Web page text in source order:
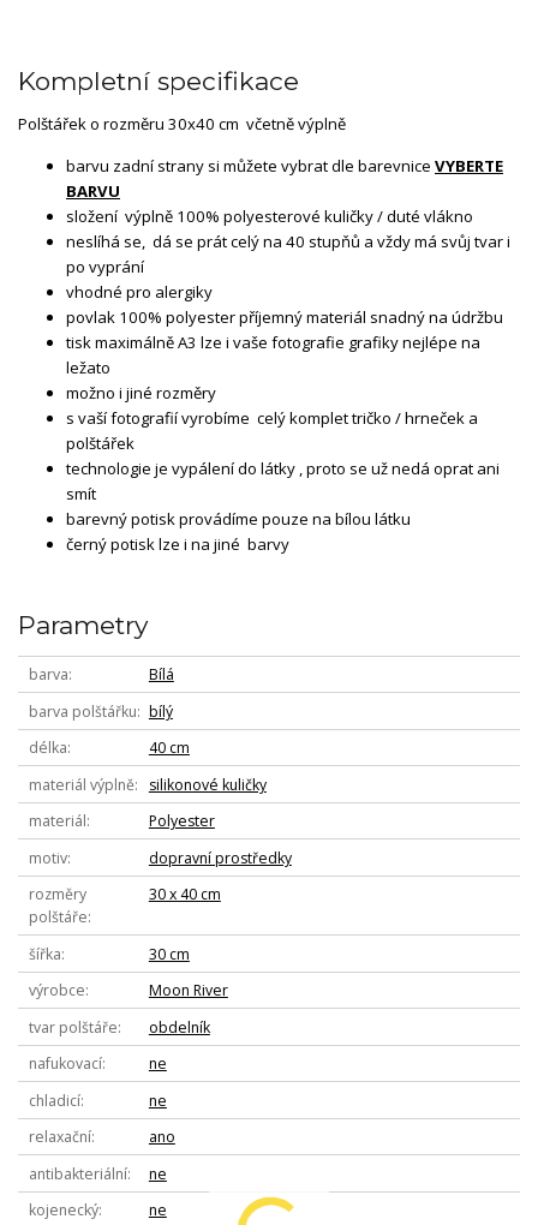
Kompletní specifikace
Polštářek o rozměru 30x40 cm včetně výplně
barvu zadní strany si můžete vybrat dle barevnice VYBERTE
BARVU
složení výplně 100% polyesterové kuličky / duté vlákno
neslíhá se, dá se prát celý na 40 stupňů a vždy má svůj tvar i
po vyprání
vhodné pro alergiky
povlak 100% polyester příjemný materiál snadný na údržbu
tisk maximálně A3 lze i vaše fotografie grafiky nejlépe na
ležato
možno i jiné rozměry
s vaší fotografií vyrobíme celý komplet tričko / hrneček a
polštářek
technologie je vypálení do látky , proto se už nedá oprat ani
smít
barevný potisk provádíme pouze na bílou látku
černý potisk lze i na jiné barvy
Parametry
barva
Bílá
barva polštářku
bílý
délka
40 cm
materiál výplně
silikonové kuličky
materiál
Polyester
motiv
dopravní prostředky
rozměry
polštáře
30 x 40 cm
šířka
30 cm
výrobce
Moon River
tvar polštáře
obdelník
nafukovací
ne
chladicí
ne
relaxační
ano
antibakteriální
ne
kojenecký
ne